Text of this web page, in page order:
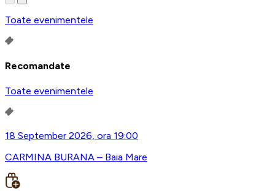
Toate evenimentele
Recomandate
Toate evenimentele
18 September 2026, ora 19:00
CARMINA BURANA – Baia Mare